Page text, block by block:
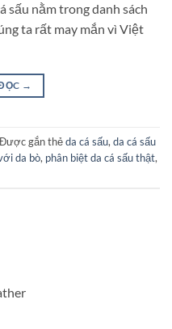
sấu nằm trong danh sách
ta rất may mắn vì Việt
→
Được gắn thẻda cá sấu, da cá sấu
da bò, phân biệt da cá sấu thật,